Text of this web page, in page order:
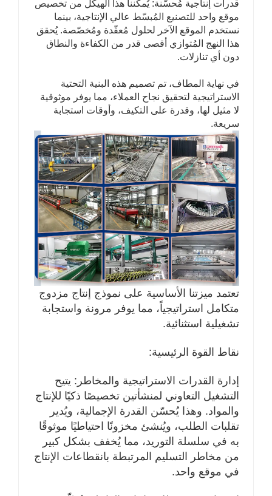
قدرات إنتاجية مُحسّنة: يُمكّننا هذا الهيكل من تخصيص
موقع واحد للتصنيع المُبسّط عالي الإنتاجية، بينما
نستخدم الموقع الآخر لحلول مُعقّدة ومُخصّصة. يُحقق
هذا النهج المُتوازي أقصى قدر من الكفاءة والنطاق
دون أي تنازلات.
في نهاية المطاف، تم تصميم هذه البنية التحتية
الاستراتيجية لتحقيق نجاح العملاء، مما يوفر موثوقية
لا مثيل لها، وقدرة على التكيف، وأوقات استجابة
سريعة.
تعتمد ميزتنا الأساسية على نموذج إنتاج مزدوج
متكامل استراتيجياً، مما يوفر مرونة واستجابة
تشغيلية استثنائية.
نقاط القوة الرئيسية:
إدارة القدرات الاستراتيجية والمخاطر: يتيح
التشغيل التعاوني لمنشأتين تخصيصًا ذكيًا للإنتاج
والمواد. وهذا يُحسّن القدرة الإجمالية، ويُدير
تقلبات الطلب، ويُنشئ مخزونًا احتياطيًا موثوقًا
به في سلسلة التوريد، مما يُخفف بشكل كبير
من مخاطر التسليم المرتبطة بانقطاعات الإنتاج
في موقع واحد.